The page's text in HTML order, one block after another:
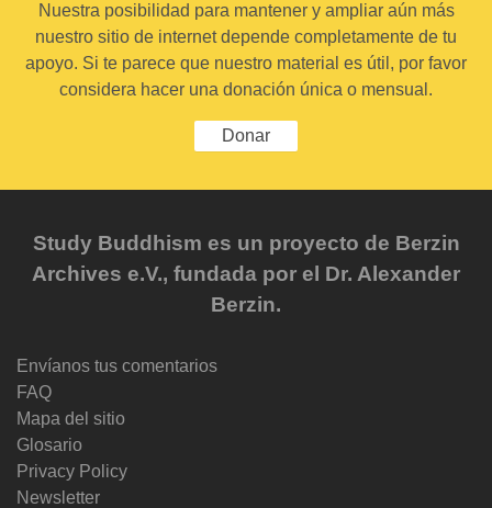
Nuestra posibilidad para mantener y ampliar aún más
nuestro sitio de internet depende completamente de tu
apoyo. Si te parece que nuestro material es útil, por favor
considera hacer una donación única o mensual.
Donar
Study Buddhism es un proyecto de Berzin
Archives e.V., fundada por el Dr. Alexander
Berzin.
Envíanos tus comentarios
FAQ
Mapa del sitio
Glosario
Privacy Policy
Newsletter